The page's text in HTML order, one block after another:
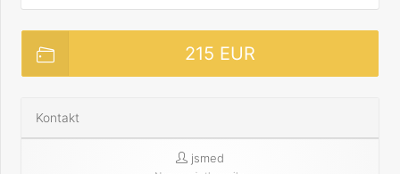
215 EUR
Kontakt
jsmed